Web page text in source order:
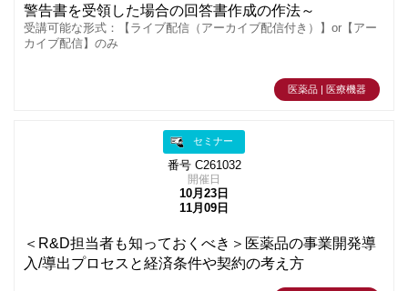
警告書を受領した場合の回答書作成の作法～
受講可能な形式：【ライブ配信（アーカイブ配信付き）】or【アー
カイブ配信】のみ
医薬品 | 医療機器
セミナー
番号 C261032
開催日
10月23日
11月09日
＜R&D担当者も知っておくべき＞医薬品の事業開発導
入/導出プロセスと経済条件や契約の考え方